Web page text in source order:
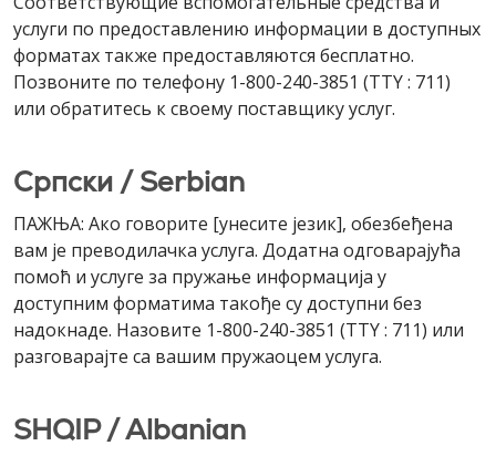
услуги по предоставлению информации в доступных
форматах также предоставляются бесплатно.
Позвоните по телефону 1-800-240-3851 (TTY : 711)
или обратитесь к своему поставщику услуг.
Cрпски / Serbian
ПАЖЊА: Ако говорите [унесите језик], обезбеђена
вам је преводилачка услуга. Додатна одговарајућа
помоћ и услуге за пружање информација у
доступним форматима такође су доступни без
надокнаде. Назовите 1-800-240-3851 (TTY : 711) или
разговарајте са вашим пружаоцем услуга.
SHQIP / Albanian